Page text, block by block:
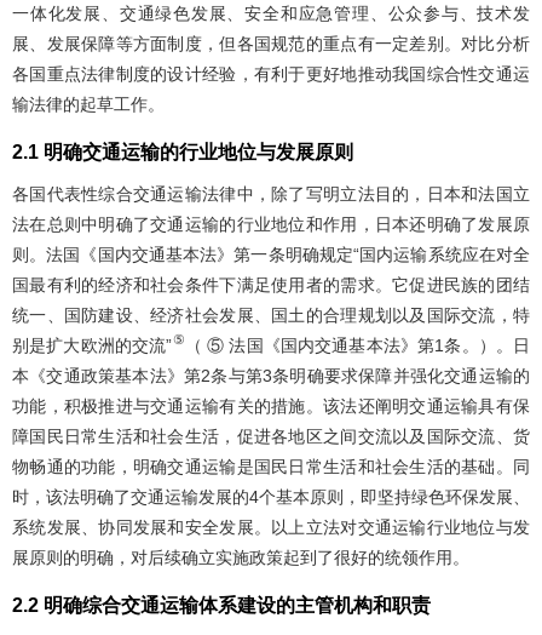
一体化发展、交通绿色发展、安全和应急管理、公众参与、技术发
展、发展保障等方面制度，但各国规范的重点有一定差别。对比分析
各国重点法律制度的设计经验，有利于更好地推动我国综合性交通运
输法律的起草工作。
2.1 明确交通运输的行业地位与发展原则
各国代表性综合交通运输法律中，除了写明立法目的，日本和法国立
法在总则中明确了交通运输的行业地位和作用，日本还明确了发展原
则。法国《国内交通基本法》第一条明确规定“国内运输系统应在对全
国最有利的经济和社会条件下满足使用者的需求。它促进民族的团结
统一、国防建设、经济社会发展、国土的合理规划以及国际交流，特
别是扩大欧洲的交流”⑤
（ ⑤ 法国《国内交通基本法》第1条。）。日
本《交通政策基本法》第2条与第3条明确要求保障并强化交通运输的
功能，积极推进与交通运输有关的措施。该法还阐明交通运输具有保
障国民日常生活和社会生活，促进各地区之间交流以及国际交流、货
物畅通的功能，明确交通运输是国民日常生活和社会生活的基础。同
时，该法明确了交通运输发展的4个基本原则，即坚持绿色环保发展、
系统发展、协同发展和安全发展。以上立法对交通运输行业地位与发
展原则的明确，对后续确立实施政策起到了很好的统领作用。
2.2 明确综合交通运输体系建设的主管机构和职责